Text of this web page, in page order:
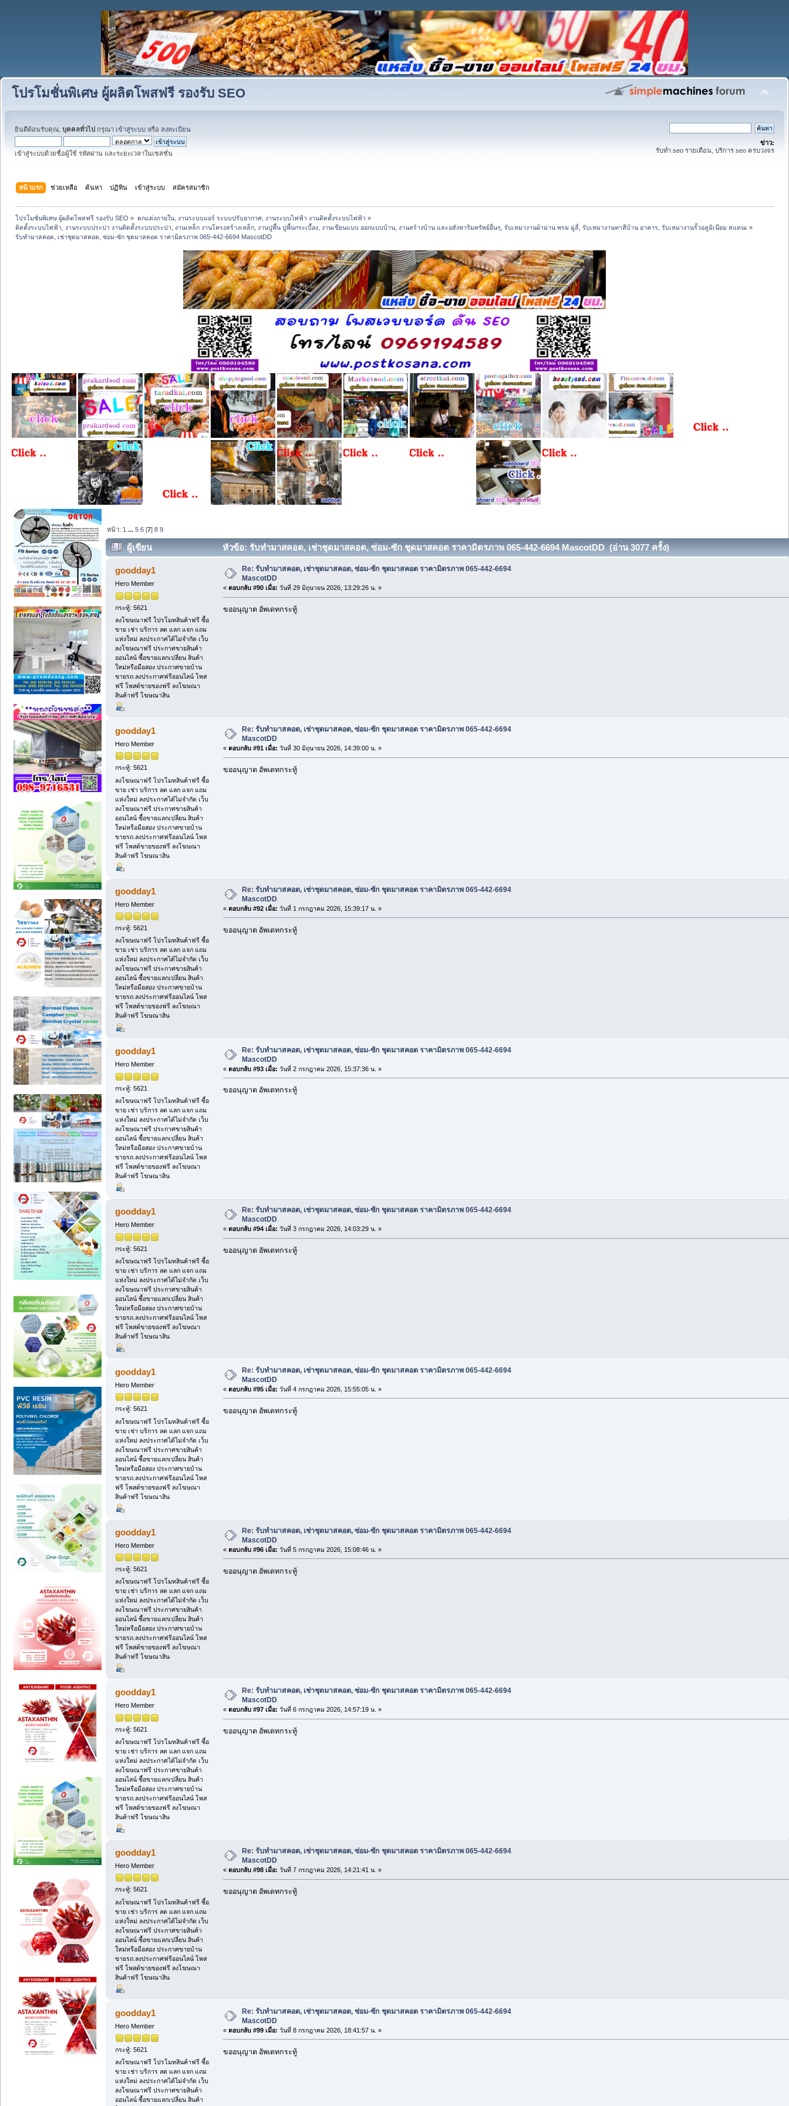
โปรโมชั่นพิเศษ ผู้ผลิตโพสฟรี รองรับ SEO
ยินดีต้อนรับคุณ, บุคคลทั่วไป กรุณา เข้าสู่ระบบ หรือ ลงทะเบียน
เข้าสู่ระบบด้วยชื่อผู้ใช้ รหัสผ่าน และระยะเวลาในเซสชั่น
ข่าว:
รับทำ seo รายเดือน, บริการ seo ครบวงจร
หน้าแรก ช่วยเหลือ ค้นหา ปฏิทิน เข้าสู่ระบบ สมัครสมาชิก
โปรโมชั่นพิเศษ ผู้ผลิตโพสฟรี รองรับ SEO » ตกแต่งภายใน, งานระบบแอร์ ระบบปรับอากาศ, งานระบบไฟฟ้า งานติดตั้งระบบไฟฟ้า »
ติดตั้งระบบไฟฟ้า, งานระบบประปา งานติดตั้งระบบประปา, งานเหล็ก งานโครงสร้างเหล็ก, งานปูพื้น ปูพื้นกระเบื้อง, งานเขียนแบบ ออกแบบบ้าน, งานสร้างบ้าน และอสังหาริมทรัพย์อื่นๆ, รับเหมางานผ้าม่าน พรม มู่ลี่, รับเหมางานทาสีบ้าน อาคาร, รับเหมางานรั้วอลูมิเนียม สแตนเ »
รับทำมาสคอต, เช่าชุดมาสคอต, ซ่อม-ซัก ชุดมาสคอต ราคามิตรภาพ 065-442-6694 MascotDD
หน้า: 1 ...5 6 [7]8 9
ผู้เขียน หัวข้อ: รับทำมาสคอต, เช่าชุดมาสคอต, ซ่อม-ซัก ชุดมาสคอต ราคามิตรภาพ 065-442-6694 MascotDD (อ่าน 3077 ครั้ง)
goodday1
Hero Member
กระทู้: 5621
ลงโฆษณาฟรี โปรโมทสินค้าฟรี ซื้อ
ขาย เช่า บริการ ลด แลก แจก แถม
แห่งใหม่ ลงประกาศได้ไม่จำกัด เว็บ
ลงโฆษณาฟรี ประกาศขายสินค้า
ออนไลน์ ซื้อขายแลกเปลี่ยน สินค้า
ใหม่หรือมือสอง ประกาศขายบ้าน
ขายรถ.ลงประกาศฟรีออนไลน์ โพส
ฟรี โพสต์ขายของฟรี ลงโฆษณา
สินค้าฟรี โฆษณาสิน
Re: รับทำมาสคอต, เช่าชุดมาสคอต, ซ่อม-ซัก ชุดมาสคอต ราคามิตรภาพ 065-442-6694
MascotDD
« ตอบกลับ #90 เมื่อ: วันที่ 29 มิถุนายน 2026, 13:29:26 น. »
ขออนุญาต อัพเดทกระทู้
goodday1
Hero Member
กระทู้: 5621
ลงโฆษณาฟรี โปรโมทสินค้าฟรี ซื้อ
ขาย เช่า บริการ ลด แลก แจก แถม
แห่งใหม่ ลงประกาศได้ไม่จำกัด เว็บ
ลงโฆษณาฟรี ประกาศขายสินค้า
ออนไลน์ ซื้อขายแลกเปลี่ยน สินค้า
ใหม่หรือมือสอง ประกาศขายบ้าน
ขายรถ.ลงประกาศฟรีออนไลน์ โพส
ฟรี โพสต์ขายของฟรี ลงโฆษณา
สินค้าฟรี โฆษณาสิน
Re: รับทำมาสคอต, เช่าชุดมาสคอต, ซ่อม-ซัก ชุดมาสคอต ราคามิตรภาพ 065-442-6694
MascotDD
« ตอบกลับ #91 เมื่อ: วันที่ 30 มิถุนายน 2026, 14:39:00 น. »
ขออนุญาต อัพเดทกระทู้
goodday1
Hero Member
กระทู้: 5621
ลงโฆษณาฟรี โปรโมทสินค้าฟรี ซื้อ
ขาย เช่า บริการ ลด แลก แจก แถม
แห่งใหม่ ลงประกาศได้ไม่จำกัด เว็บ
ลงโฆษณาฟรี ประกาศขายสินค้า
ออนไลน์ ซื้อขายแลกเปลี่ยน สินค้า
ใหม่หรือมือสอง ประกาศขายบ้าน
ขายรถ.ลงประกาศฟรีออนไลน์ โพส
ฟรี โพสต์ขายของฟรี ลงโฆษณา
สินค้าฟรี โฆษณาสิน
Re: รับทำมาสคอต, เช่าชุดมาสคอต, ซ่อม-ซัก ชุดมาสคอต ราคามิตรภาพ 065-442-6694
MascotDD
« ตอบกลับ #92 เมื่อ: วันที่ 1 กรกฎาคม 2026, 15:39:17 น. »
ขออนุญาต อัพเดทกระทู้
goodday1
Hero Member
กระทู้: 5621
ลงโฆษณาฟรี โปรโมทสินค้าฟรี ซื้อ
ขาย เช่า บริการ ลด แลก แจก แถม
แห่งใหม่ ลงประกาศได้ไม่จำกัด เว็บ
ลงโฆษณาฟรี ประกาศขายสินค้า
ออนไลน์ ซื้อขายแลกเปลี่ยน สินค้า
ใหม่หรือมือสอง ประกาศขายบ้าน
ขายรถ.ลงประกาศฟรีออนไลน์ โพส
ฟรี โพสต์ขายของฟรี ลงโฆษณา
สินค้าฟรี โฆษณาสิน
Re: รับทำมาสคอต, เช่าชุดมาสคอต, ซ่อม-ซัก ชุดมาสคอต ราคามิตรภาพ 065-442-6694
MascotDD
« ตอบกลับ #93 เมื่อ: วันที่ 2 กรกฎาคม 2026, 15:37:36 น. »
ขออนุญาต อัพเดทกระทู้
goodday1
Hero Member
กระทู้: 5621
ลงโฆษณาฟรี โปรโมทสินค้าฟรี ซื้อ
ขาย เช่า บริการ ลด แลก แจก แถม
แห่งใหม่ ลงประกาศได้ไม่จำกัด เว็บ
ลงโฆษณาฟรี ประกาศขายสินค้า
ออนไลน์ ซื้อขายแลกเปลี่ยน สินค้า
ใหม่หรือมือสอง ประกาศขายบ้าน
ขายรถ.ลงประกาศฟรีออนไลน์ โพส
ฟรี โพสต์ขายของฟรี ลงโฆษณา
สินค้าฟรี โฆษณาสิน
Re: รับทำมาสคอต, เช่าชุดมาสคอต, ซ่อม-ซัก ชุดมาสคอต ราคามิตรภาพ 065-442-6694
MascotDD
« ตอบกลับ #94 เมื่อ: วันที่ 3 กรกฎาคม 2026, 14:03:29 น. »
ขออนุญาต อัพเดทกระทู้
goodday1
Hero Member
กระทู้: 5621
ลงโฆษณาฟรี โปรโมทสินค้าฟรี ซื้อ
ขาย เช่า บริการ ลด แลก แจก แถม
แห่งใหม่ ลงประกาศได้ไม่จำกัด เว็บ
ลงโฆษณาฟรี ประกาศขายสินค้า
ออนไลน์ ซื้อขายแลกเปลี่ยน สินค้า
ใหม่หรือมือสอง ประกาศขายบ้าน
ขายรถ.ลงประกาศฟรีออนไลน์ โพส
ฟรี โพสต์ขายของฟรี ลงโฆษณา
สินค้าฟรี โฆษณาสิน
Re: รับทำมาสคอต, เช่าชุดมาสคอต, ซ่อม-ซัก ชุดมาสคอต ราคามิตรภาพ 065-442-6694
MascotDD
« ตอบกลับ #95 เมื่อ: วันที่ 4 กรกฎาคม 2026, 15:55:05 น. »
ขออนุญาต อัพเดทกระทู้
goodday1
Hero Member
กระทู้: 5621
ลงโฆษณาฟรี โปรโมทสินค้าฟรี ซื้อ
ขาย เช่า บริการ ลด แลก แจก แถม
แห่งใหม่ ลงประกาศได้ไม่จำกัด เว็บ
ลงโฆษณาฟรี ประกาศขายสินค้า
ออนไลน์ ซื้อขายแลกเปลี่ยน สินค้า
ใหม่หรือมือสอง ประกาศขายบ้าน
ขายรถ.ลงประกาศฟรีออนไลน์ โพส
ฟรี โพสต์ขายของฟรี ลงโฆษณา
สินค้าฟรี โฆษณาสิน
Re: รับทำมาสคอต, เช่าชุดมาสคอต, ซ่อม-ซัก ชุดมาสคอต ราคามิตรภาพ 065-442-6694
MascotDD
« ตอบกลับ #96 เมื่อ: วันที่ 5 กรกฎาคม 2026, 15:08:46 น. »
ขออนุญาต อัพเดทกระทู้
goodday1
Hero Member
กระทู้: 5621
ลงโฆษณาฟรี โปรโมทสินค้าฟรี ซื้อ
ขาย เช่า บริการ ลด แลก แจก แถม
แห่งใหม่ ลงประกาศได้ไม่จำกัด เว็บ
ลงโฆษณาฟรี ประกาศขายสินค้า
ออนไลน์ ซื้อขายแลกเปลี่ยน สินค้า
ใหม่หรือมือสอง ประกาศขายบ้าน
ขายรถ.ลงประกาศฟรีออนไลน์ โพส
ฟรี โพสต์ขายของฟรี ลงโฆษณา
สินค้าฟรี โฆษณาสิน
Re: รับทำมาสคอต, เช่าชุดมาสคอต, ซ่อม-ซัก ชุดมาสคอต ราคามิตรภาพ 065-442-6694
MascotDD
« ตอบกลับ #97 เมื่อ: วันที่ 6 กรกฎาคม 2026, 14:57:19 น. »
ขออนุญาต อัพเดทกระทู้
goodday1
Hero Member
กระทู้: 5621
ลงโฆษณาฟรี โปรโมทสินค้าฟรี ซื้อ
ขาย เช่า บริการ ลด แลก แจก แถม
แห่งใหม่ ลงประกาศได้ไม่จำกัด เว็บ
ลงโฆษณาฟรี ประกาศขายสินค้า
ออนไลน์ ซื้อขายแลกเปลี่ยน สินค้า
ใหม่หรือมือสอง ประกาศขายบ้าน
ขายรถ.ลงประกาศฟรีออนไลน์ โพส
ฟรี โพสต์ขายของฟรี ลงโฆษณา
สินค้าฟรี โฆษณาสิน
Re: รับทำมาสคอต, เช่าชุดมาสคอต, ซ่อม-ซัก ชุดมาสคอต ราคามิตรภาพ 065-442-6694
MascotDD
« ตอบกลับ #98 เมื่อ: วันที่ 7 กรกฎาคม 2026, 14:21:41 น. »
ขออนุญาต อัพเดทกระทู้
goodday1
Hero Member
กระทู้: 5621
ลงโฆษณาฟรี โปรโมทสินค้าฟรี ซื้อ
ขาย เช่า บริการ ลด แลก แจก แถม
แห่งใหม่ ลงประกาศได้ไม่จำกัด เว็บ
ลงโฆษณาฟรี ประกาศขายสินค้า
ออนไลน์ ซื้อขายแลกเปลี่ยน สินค้า
Re: รับทำมาสคอต, เช่าชุดมาสคอต, ซ่อม-ซัก ชุดมาสคอต ราคามิตรภาพ 065-442-6694
MascotDD
« ตอบกลับ #99 เมื่อ: วันที่ 8 กรกฎาคม 2026, 18:41:57 น. »
ขออนุญาต อัพเดทกระทู้